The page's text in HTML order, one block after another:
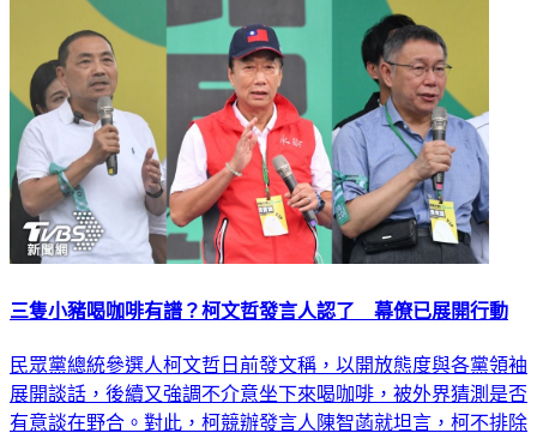
三隻小豬喝咖啡有譜？柯文哲發言人認了 幕僚已展開行動
民眾黨總統參選人柯文哲日前發文稱，以開放態度與各黨領袖
展開談話，後續又強調不介意坐下來喝咖啡，被外界猜測是否
有意談在野合。對此，柯競辦發言人陳智菡就坦言，柯不排除